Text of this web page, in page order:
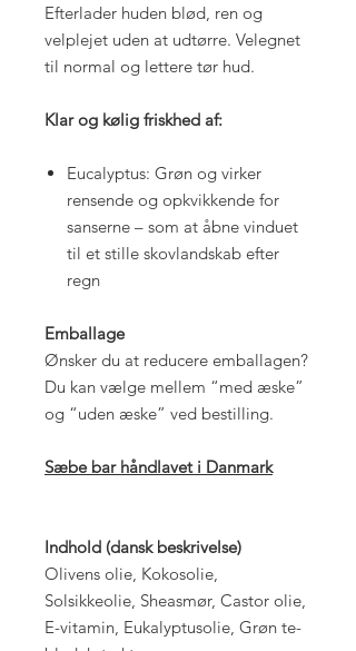
Efterlader huden blød, ren og
velplejet uden at udtørre. Velegnet
til normal og lettere tør hud.
Klar og kølig friskhed af:
Eucalyptus: Grøn og virker
rensende og opkvikkende for
sanserne – som at åbne vinduet
til et stille skovlandskab efter
regn
Emballage
Ønsker du at reducere emballagen?
Du kan vælge mellem “med æske”
og “uden æske” ved bestilling.
Sæbe bar håndlavet i Danmark
Indhold (dansk beskrivelse)
Olivens olie, Kokosolie,
Solsikkeolie, Sheasmør, Castor olie,
E-vitamin, Eukalyptusolie, Grøn te-